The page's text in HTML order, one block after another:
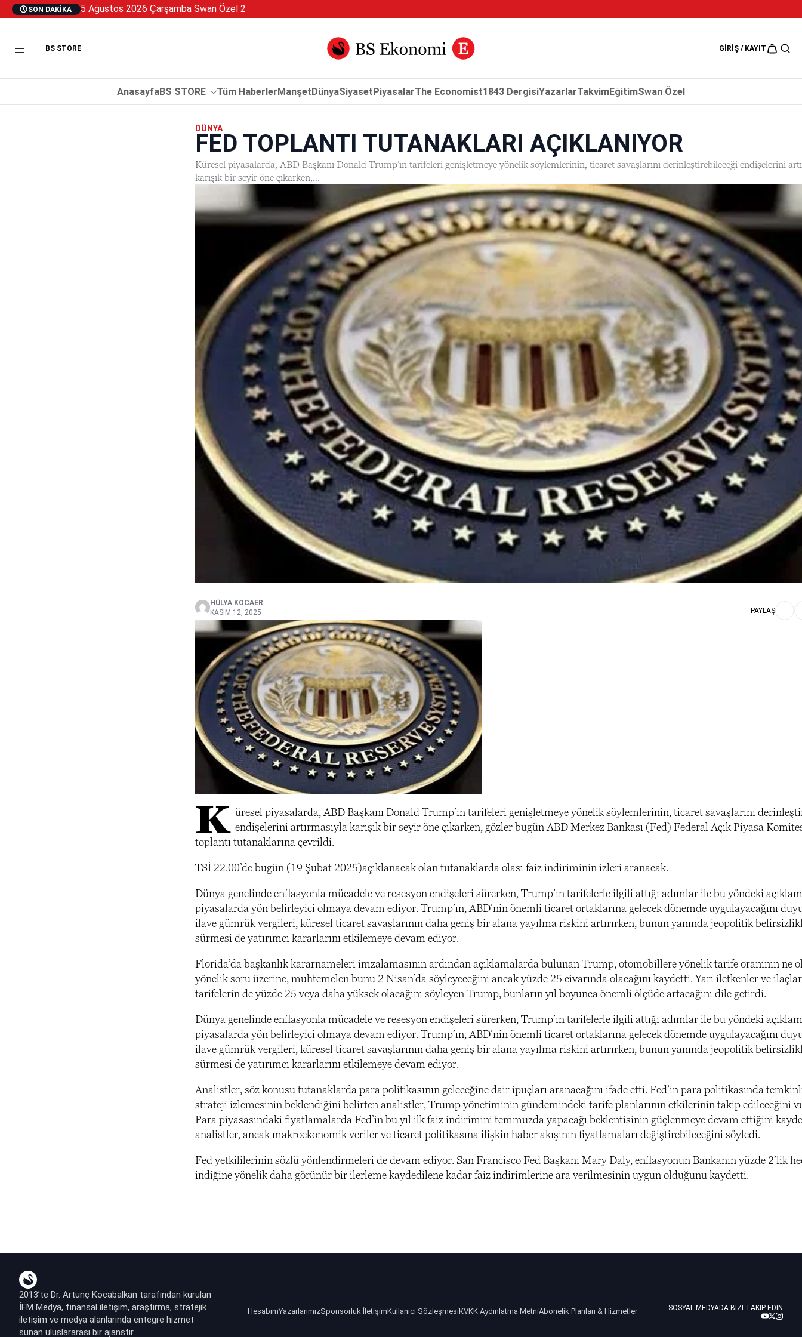
SON DAKIKA 5 Ağustos 2026 Çarşamba Swan Özel 2
BS STORE GIRIŞ / KAYIT
AnasayfaBS STORE Tüm HaberlerManşetDünyaSiyasetPiyasalarThe Economist1843 DergisiYazarlarTakvimEğitimSwan Özel
DÜNYA
FED TOPLANTI TUTANAKLARI AÇIKLANIYOR
Küresel piyasalarda, ABD Başkanı Donald Trump’ın tarifeleri genişletmeye yönelik söylemlerinin, ticaret savaşlarını derinleştirebileceği endişelerini
karışık bir seyir öne çıkarken,...
HÜLYA KOCAER
KASIM 12, 2025
PAYLAŞ
K üresel piyasalarda, ABD Başkanı Donald Trump’ın tarifeleri genişletmeye yönelik söylemlerinin, ticaret savaşlarını
endişelerini artırmasıyla karışık bir seyir öne çıkarken, gözler bugün ABD Merkez Bankası (Fed) Federal Açık Piyasa
toplantı tutanaklarına çevrildi.
TSİ 22.00’de bugün (19 Şubat 2025)açıklanacak olan tutanaklarda olası faiz indiriminin izleri aranacak.
Dünya genelinde enflasyonla mücadele ve resesyon endişeleri sürerken, Trump’ın tarifelerle ilgili attığı adımlar ile bu yöndeki
piyasalarda yön belirleyici olmaya devam ediyor. Trump’ın, ABD’nin önemli ticaret ortaklarına gelecek dönemde uygulayacağını
ilave gümrük vergileri, küresel ticaret savaşlarının daha geniş bir alana yayılma riskini artırırken, bunun yanında jeopolitik
sürmesi de yatırımcı kararlarını etkilemeye devam ediyor.
Florida’da başkanlık kararnameleri imzalamasının ardından açıklamalarda bulunan Trump, otomobillere yönelik tarife oranının ne
yönelik soru üzerine, muhtemelen bunu 2 Nisan’da söyleyeceğini ancak yüzde 25 civarında olacağını kaydetti. Yarı iletkenler ve
tarifelerin de yüzde 25 veya daha yüksek olacağını söyleyen Trump, bunların yıl boyunca önemli ölçüde artacağını dile getirdi.
Dünya genelinde enflasyonla mücadele ve resesyon endişeleri sürerken, Trump’ın tarifelerle ilgili attığı adımlar ile bu yöndeki
piyasalarda yön belirleyici olmaya devam ediyor. Trump’ın, ABD’nin önemli ticaret ortaklarına gelecek dönemde uygulayacağını
ilave gümrük vergileri, küresel ticaret savaşlarının daha geniş bir alana yayılma riskini artırırken, bunun yanında jeopolitik
sürmesi de yatırımcı kararlarını etkilemeye devam ediyor.
Analistler, söz konusu tutanaklarda para politikasının geleceğine dair ipuçları aranacağını ifade etti. Fed’in para politikasında
strateji izlemesinin beklendiğini belirten analistler, Trump yönetiminin gündemindeki tarife planlarının etkilerinin takip edileceğini
Para piyasasındaki fiyatlamalarda Fed’in bu yıl ilk faiz indirimini temmuzda yapacağı beklentisinin güçlenmeye devam ettiğini
analistler, ancak makroekonomik veriler ve ticaret politikasına ilişkin haber akışının fiyatlamaları değiştirebileceğini söyledi.
Fed yetkililerinin sözlü yönlendirmeleri de devam ediyor. San Francisco Fed Başkanı Mary Daly, enflasyonun Bankanın yüzde 2’lik
indiğine yönelik daha görünür bir ilerleme kaydedilene kadar faiz indirimlerine ara verilmesinin uygun olduğunu kaydetti.
2013’te Dr. Artunç Kocabalkan tarafından kurulan
İFM Medya, finansal iletişim, araştırma, stratejik
iletişim ve medya alanlarında entegre hizmet
sunan uluslararası bir ajanstır.
HesabımYazarlarımızSponsorluk İletişimKullanıcı SözleşmesiKVKK Aydınlatma MetniAbonelik Planları & Hizmetler SOSYAL MEDYADA BIZI TAKIP EDIN